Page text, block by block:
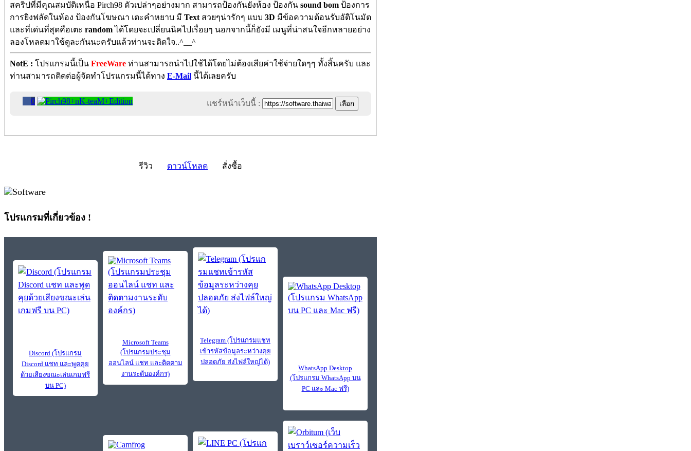
สคริปที่มีคุณสมบัติเหนือ Pirch98 ตัวเปล่าๆอย่างมาก สามารถป้องกันยังห้อง ป้องกัน sound bom ป้องการ
การยิงฟลัดในห้อง ป้องกันโฆษณา เตะคำหยาบ มี Text สวยๆน่ารักๆ แบบ 3D มีข้อความต้อนรับอัติโนมัต
และที่เด่นที่สุดคือเตะ randomได้โดยจะเปลี่ยนนิคไปเรื่อยๆ นอกจากนี้ก็ยังมี เมนูที่น่าสนใจอีกหลายอย่าง
ลองโหลดมาใช้ดูละกันนะครับแล้วท่านจะติดใจ..^__^
NotE : โปรแกรมนี้เป็น FreeWare ท่านสามารถนำไปใช้ได้โดยไม่ต้องเสียค่าใช้จ่ายใดๆๆ ทั้งสิ้นครับ และ
ท่านสามารถติดต่อผู้จัดทำโปรแกรมนี้ได้ทาง E-Mail นี้ได้เลยครับ
0 แชร์หน้าเว็บนี้ :
รีวิว ดาวน์โหลด สั่งซื้อ
โปรแกรมที่เกี่ยวข้อง !
Discord (โปรแกรม
Discord แชท และพูดคุย
ด้วยเสียงขณะเล่นเกมฟรี
บน PC)
Microsoft Teams
(โปรแกรมประชุม
ออนไลน์ แชท และติดตาม
งานระดับองค์กร)
Telegram (โปรแกรมแชท
เข้ารหัสข้อมูลระหว่างคุย
ปลอดภัย ส่งไฟล์ใหญ่ได้)
WhatsApp Desktop
(โปรแกรม WhatsApp บน
PC และ Mac ฟรี)